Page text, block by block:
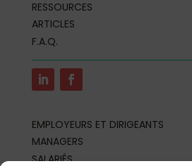
RESSOURCES
ARTICLES
F.A.Q.
EMPLOYEURS ET DIRIGEANTS
MANAGERS
SALARIÉS